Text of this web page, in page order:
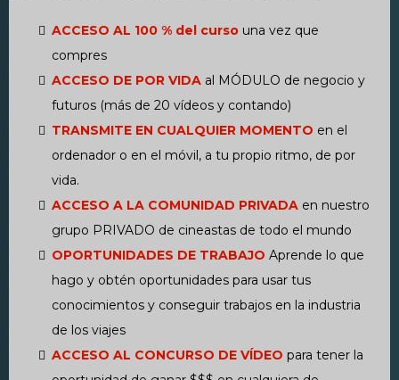
ACCESO AL 100 % del curso una vez que
compres
ACCESO DE POR VIDA al MÓDULO de negocio y
futuros (más de 20 vídeos y contando)
TRANSMITE EN CUALQUIER MOMENTO en el
ordenador o en el móvil, a tu propio ritmo, de por
vida.
ACCESO A LA COMUNIDAD PRIVADA en nuestro
grupo PRIVADO de cineastas de todo el mundo
OPORTUNIDADES DE TRABAJO Aprende lo que
hago y obtén oportunidades para usar tus
conocimientos y conseguir trabajos en la industria
de los viajes
ACCESO AL CONCURSO DE VÍDEO para tener la